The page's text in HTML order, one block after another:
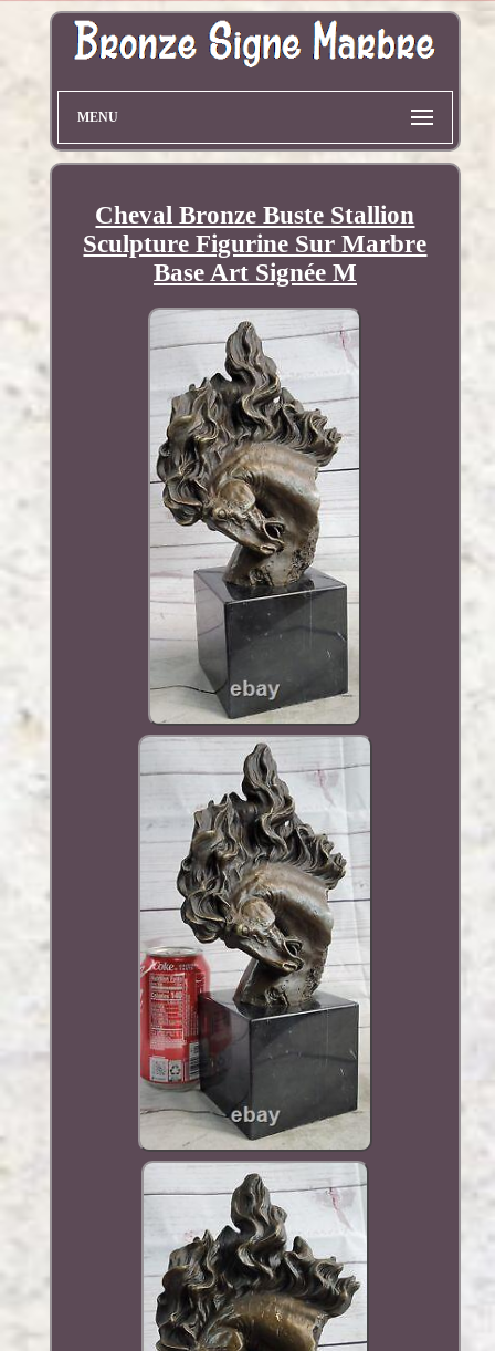
MENU
Cheval Bronze Buste Stallion
Sculpture Figurine Sur Marbre
Base Art Signée M